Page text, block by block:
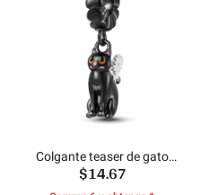
Colgante teaser de gato
negro y gato
$14.67